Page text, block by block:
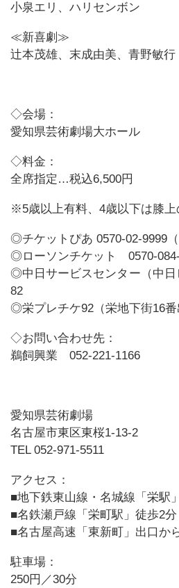
小泉エリ、ハリセンボン
≪新喜劇≫
辻本茂雄、末成由美、青野敏
◇会場：
愛知県芸術劇場大ホール
◇料金：
全席指定…税込6,500円
※5歳以上有料、4歳以下は膝上
◎チケットぴあ 0570-02-9999（
◎ローソンチケット 0570-084-
◎中日サービスセンター（中
82
◎栄プレチケ92（栄地下街16
◇お問い合わせ先：
鵜飼興業 052-221-1166
愛知県芸術劇場
名古屋市東区東桜1-13-2
TEL 052-971-5511
アクセス：
■地下鉄東山線・名城線「栄駅
■名鉄瀬戸線「栄町駅」徒歩2分
■名古屋高速「東新町」出口か
駐車場：
250円／30分